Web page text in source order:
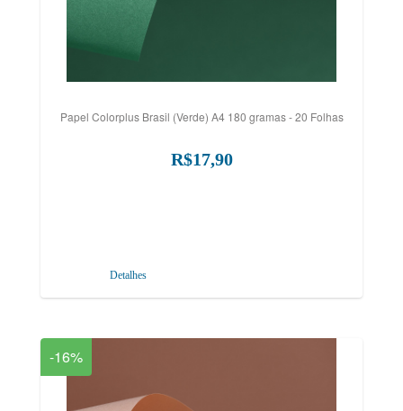
Papel Colorplus Brasil (Verde) A4 180 gramas - 20 Folhas
R$17,90
Detalhes
-16%